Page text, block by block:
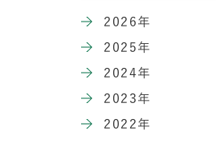
2026年
2025年
2024年
2023年
2022年